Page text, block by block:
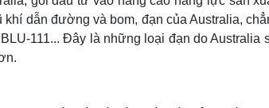
dẫn đường và bom, đạn của Australia,
111... Đây là những loại đạn do Australia